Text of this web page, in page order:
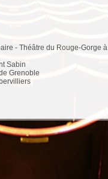
- Théâtre du Rouge-Gorge à
Sabin
Grenoble